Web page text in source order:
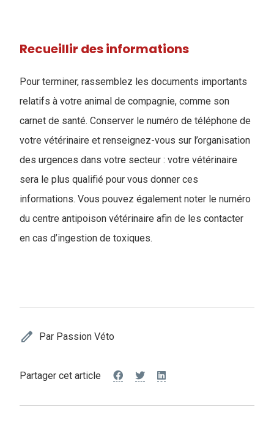
Recueillir des informations
Pour terminer, rassemblez les documents importants
relatifs à votre animal de compagnie, comme son
carnet de santé. Conserver le numéro de téléphone de
votre vétérinaire et renseignez-vous sur l’organisation
des urgences dans votre secteur : votre vétérinaire
sera le plus qualifié pour vous donner ces
informations. Vous pouvez également noter le numéro
du centre antipoison vétérinaire afin de les contacter
en cas d’ingestion de toxiques.
edit Par Passion Véto
Partager cet article